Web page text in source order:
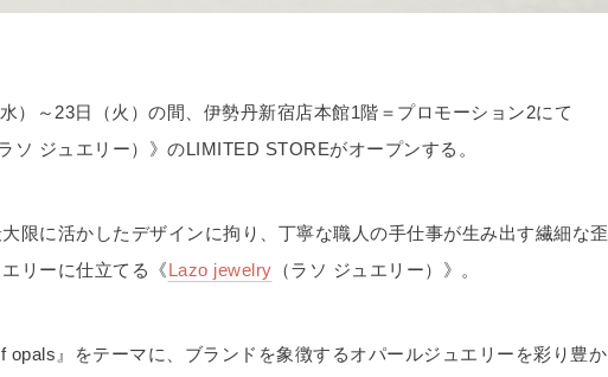
）～23日（火）の間、伊勢丹新宿店本館1階＝プロモーション2にて
ラソ ジュエリー）》のLIMITED STOREがオープンする。
限に活かしたデザインに拘り、丁寧な職人の手仕事が生み出す繊細な歪
リーに仕立てる《 Lazo jewelry （ラソ ジュエリー）》。
opals』をテーマに、ブランドを象徴するオパールジュエリーを彩り豊か